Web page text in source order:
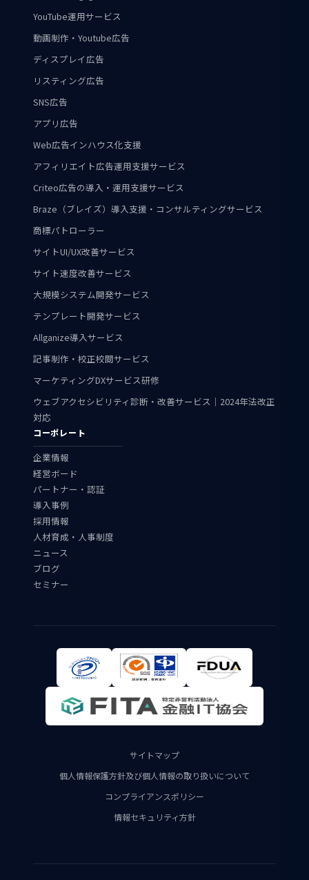
YouTube運用サービス
動画制作・Youtube広告
ディスプレイ広告
リスティング広告
SNS広告
アプリ広告
Web広告インハウス化支援
アフィリエイト広告運用支援サービス
Criteo広告の導入・運用支援サービス
Braze（ブレイズ）導入支援・コンサルティングサービス
商標パトローラー
サイトUI/UX改善サービス
サイト速度改善サービス
大規模システム開発サービス
テンプレート開発サービス
Allganize導入サービス
記事制作・校正校閲サービス
マーケティングDXサービス研修
ウェブアクセシビリティ診断・改善サービス｜2024年法改正
対応
コーポレート
企業情報
経営ボード
パートナー・認証
導入事例
採用情報
人材育成・人事制度
ニュース
ブログ
セミナー
サイトマップ
個人情報保護方針及び個人情報の取り扱いについて
コンプライアンスポリシー
情報セキュリティ方針